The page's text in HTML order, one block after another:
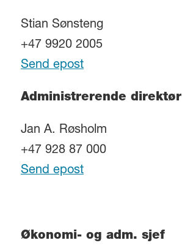
Stian Sønsteng
+47 9920 2005
Send epost
Administrerende direktør
Jan A. Røsholm
+47 928 87 000
Send epost
Økonomi- og adm. sjef